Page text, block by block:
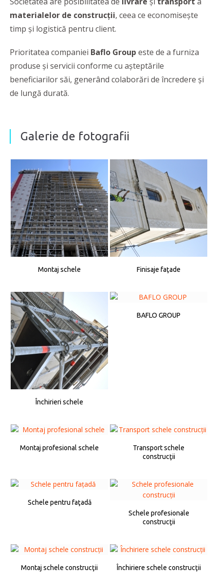
materialelor de construcţii, ceea ce economisește
timp și logistică pentru client.
Prioritatea companiei Baflo Group este de a furniza
produse şi servicii conforme cu aşteptările
beneficiarilor săi, generând colaborări de încredere şi
de lungă durată.
Galerie de fotografii
Montaj schele Finisaje faţade
Închirieri schele
BAFLO GROUP
Montaj profesional schele
Transport schele
construcţii
Schele pentru faţadă
Schele profesionale
construcţii
Montaj schele construcţii Închiriere schele construcţii